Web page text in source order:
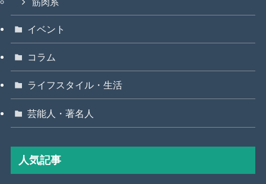
筋肉系
イベント
コラム
ライフスタイル・生活
芸能人・著名人
人気記事